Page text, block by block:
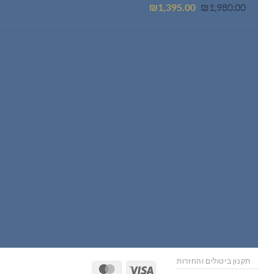
₪ 1,980.00
המחיר
₪1,395.00
המחיר
Visa
תקנון ביטולים והחזרות